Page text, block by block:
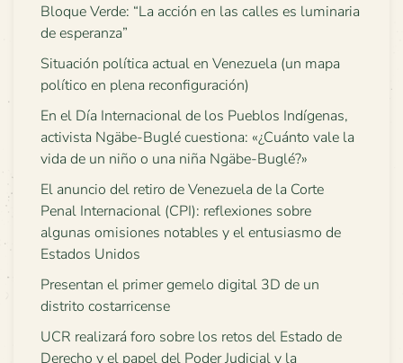
Bloque Verde: “La acción en las calles es luminaria
de esperanza”
Situación política actual en Venezuela (un mapa
político en plena reconfiguración)
En el Día Internacional de los Pueblos Indígenas,
activista Ngäbe-Buglé cuestiona: «¿Cuánto vale la
vida de un niño o una niña Ngäbe-Buglé?»
El anuncio del retiro de Venezuela de la Corte
Penal Internacional (CPI): reflexiones sobre
algunas omisiones notables y el entusiasmo de
Estados Unidos
Presentan el primer gemelo digital 3D de un
distrito costarricense
UCR realizará foro sobre los retos del Estado de
Derecho y el papel del Poder Judicial y la